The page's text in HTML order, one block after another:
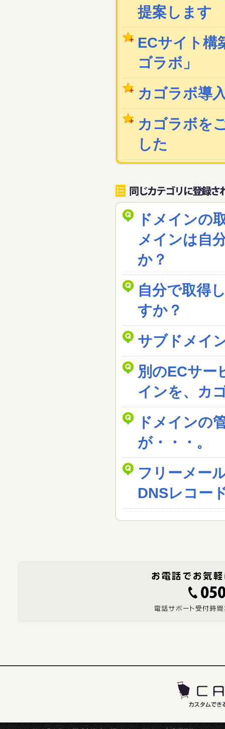
提案します
ECサイト構
ゴラボ」
カゴラボ導
カゴラボを
した
ドメインの
メインは自
か？
自分で取得
すか？
サブドメイ
別のECサー
インを、カ
ドメインの
が・・・。
フリーメー
DNSレコー